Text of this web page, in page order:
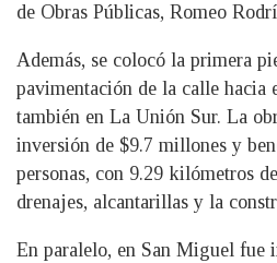
de Obras Públicas, Romeo
Además, se colocó la primera
pavimentación de la calle hacia
también en La Unión Sur. La
inversión de $9.7 millones y
personas, con 9.29 kilómetros
drenajes, alcantarillas y la
En paralelo, en San Miguel fue